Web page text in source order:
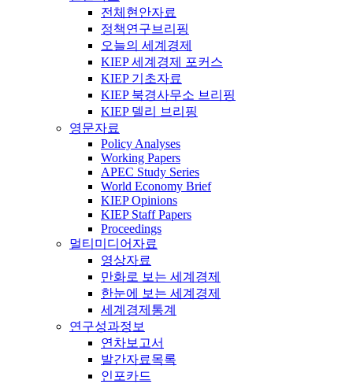
전체현안자료
정책연구브리핑
오늘의 세계경제
KIEP 세계경제 포커스
KIEP 기초자료
KIEP 북경사무소 브리핑
KIEP 델리 브리핑
영문자료
Policy Analyses
Working Papers
APEC Study Series
World Economy Brief
KIEP Opinions
KIEP Staff Papers
Proceedings
멀티미디어자료
영상자료
만화로 보는 세계경제
한눈에 보는 세계경제
세계경제통계
연구성과정보
연차보고서
발간자료목록
인포카드